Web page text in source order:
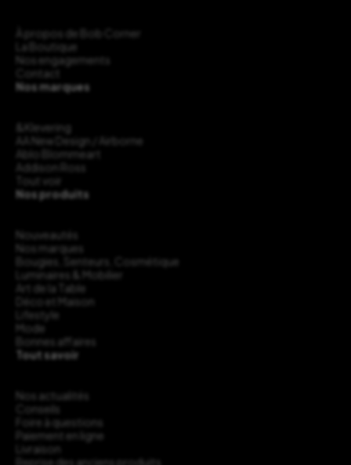
À propos de Bob Corner
La Boutique
Nos engagements
Contact
Nos marques
&Klevering
AA New Design / Airborne
Ablo Blommeart
Addison Ross
Tout voir
Nos produits
Nouveautés
Nos marques
Bougies, Senteurs, Cosmétique
Luminaires & Mobilier
Art de la Table
Déco et Maison
Lifestyle
Mode
Bonnes affaires
Tout savoir
Nos actualités
Conseils
Foire à questions
Paiement en ligne
Livraison
Reprise des anciens produits